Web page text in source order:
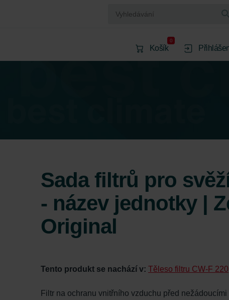
Košík
0
Sada filtrů pro
- název jednotky |
Original
Tento produkt se nachází v: Těleso filtru CW-F 220
Filtr na ochranu vnitřního vzduchu před